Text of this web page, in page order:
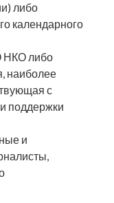
либо
календарного
НКО либо
наиболее
с
поддержки
и